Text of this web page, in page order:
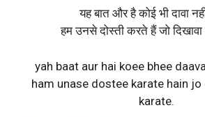
यह बात और है कोई भी दावा
हम उनसे दोस्ती करते हैं जो
yah baat aur hai koee bhee
ham unase dostee karate hain jo
karate.